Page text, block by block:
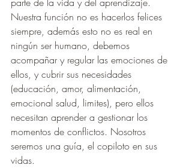
Nuestra función no es hacerlos felices
siempre, además esto no es real en
ningún ser humano, debemos
acompañar y regular las emociones de
ellos, y cubrir sus necesidades
(educación, amor, alimentación,
emocional salud, limites), pero ellos
necesitan aprender a gestionar los
momentos de conflictos. Nosotros
seremos una guía, el copiloto en sus
vidas.